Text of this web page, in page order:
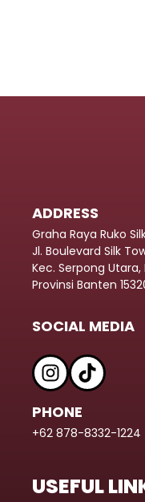
ADDRESS
Graha Raya Ruko
Jl. Boulevard Silk
Kec. Serpong
Provinsi Banten
SOCIAL MEDIA
PHONE
+62 878-8332-1224
USEFUL